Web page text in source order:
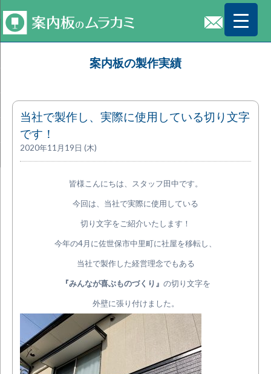
案内板の製作実績
当社で製作し、実際に使用している切り文字
です！
2020年11月19日 (木)
皆様こんにちは、スタッフ田中です。
今回は、当社で実際に使用している
切り文字をご紹介いたします！
今年の4月に佐世保市中里町に社屋を移転し、
当社で製作した経営理念でもある
『みんなが喜ぶものづくり』 の切り文字を
外壁に張り付けました。